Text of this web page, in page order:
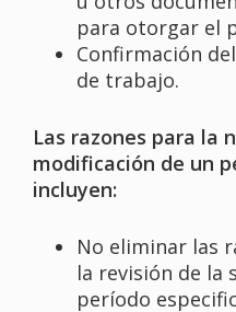
para otorgar el
Confirmación
de trabajo.
Las razones para la
modificación de un
incluyen:
No eliminar las
la revisión de la
período